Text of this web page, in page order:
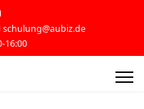
schulung@aubiz.de
16:00